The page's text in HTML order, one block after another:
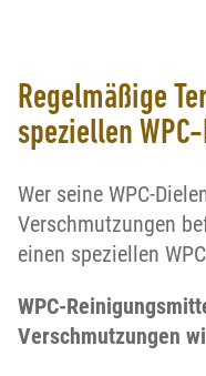
Regelmäßige
speziellen
Wer seine WPC-
Verschmutzungen
einen speziellen
WPC-
Verschmutzungen